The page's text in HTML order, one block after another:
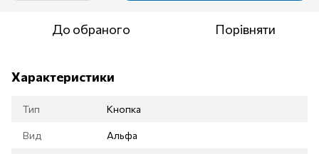
До обраного Порівняти
Характеристики
Тип Кнопка
Вид Альфа